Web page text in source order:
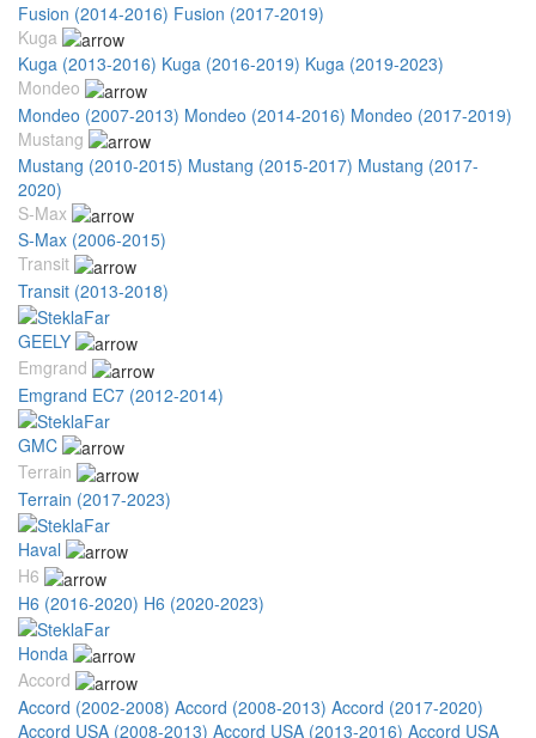
Fusion (2014-2016) Fusion (2017-2019)
Kuga
Kuga (2013-2016) Kuga (2016-2019) Kuga (2019-2023)
Mondeo
Mondeo (2007-2013) Mondeo (2014-2016) Mondeo (2017-2019)
Mustang
Mustang (2010-2015) Mustang (2015-2017) Mustang (2017-
2020)
S-Max
S-Max (2006-2015)
Transit
Transit (2013-2018)
GEELY
Emgrand
Emgrand EC7 (2012-2014)
GMC
Terrain
Terrain (2017-2023)
Haval
H6
H6 (2016-2020) H6 (2020-2023)
Honda
Accord
Accord (2002-2008) Accord (2008-2013) Accord (2017-2020)
Accord USA (2008-2013) Accord USA (2013-2016) Accord USA